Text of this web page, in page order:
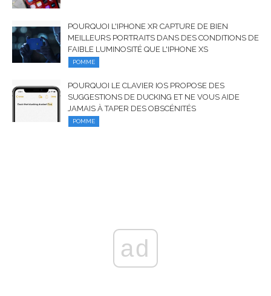
POURQUOI L'IPHONE XR CAPTURE DE BIEN
MEILLEURS PORTRAITS DANS DES CONDITIONS DE
FAIBLE LUMINOSITÉ QUE L'IPHONE XS
POMME
POURQUOI LE CLAVIER IOS PROPOSE DES
SUGGESTIONS DE DUCKING ET NE VOUS AIDE
JAMAIS À TAPER DES OBSCÉNITÉS
POMME
ad